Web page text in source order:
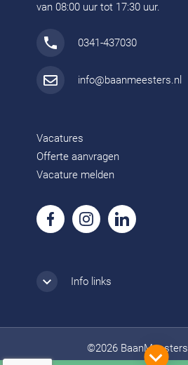
van 08:00 uur tot 17:30 uur.
0341-437030
info@baanmeesters.nl
Vacatures
Offerte aanvragen
Vacature melden
Info links
©2026 BaanMeesters